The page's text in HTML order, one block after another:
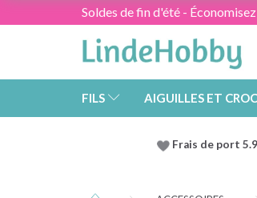
Soldes de fin d'été -
FILS AIGUILLES ET
Frais de port